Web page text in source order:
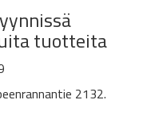
tuotteita
2132.